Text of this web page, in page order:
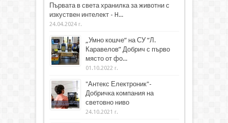
Първата в света хранилка за животни с
изкуствен интелект - H...
24.04.2024 г.
„Умно кошче“ на СУ “Л.
Каравелов” Добрич с първо
място от фо...
01.10.2022 г.
"Антекс Електроник"-
Добричка компания на
световно ниво
24.10.2021 г.